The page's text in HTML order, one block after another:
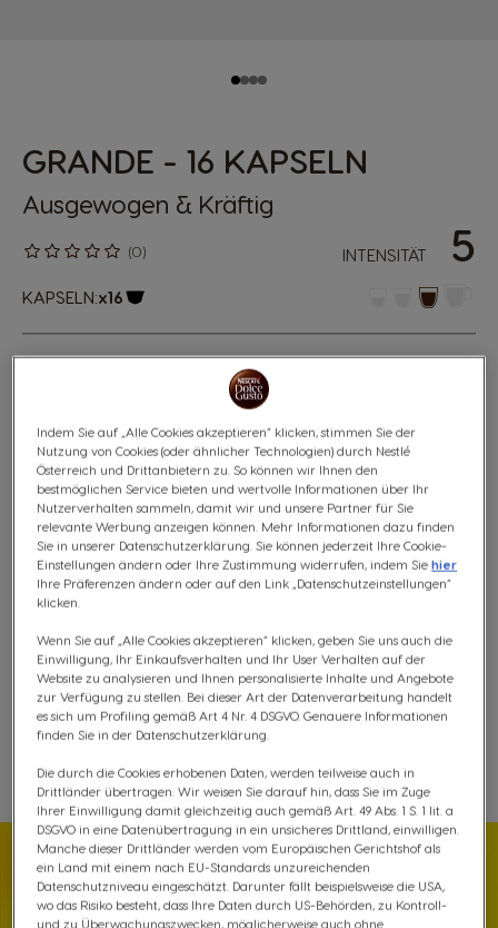
GRANDE - 16 KAPSELN
Ausgewogen & Kräftig
INTENSITÄT 5
(0)
KAPSELN:x16
Der Grande ist besonders stark im Geschmack und wird
von einer feinen Crema abgerundet. Dank der Arabica
und Robusta-Bohnen ist der Grande eine echte
Spezialität. Das vollmundige Aroma des feinen,
gemahlenen Röstkaffees ist in den luftdichten
NESCAFÉ® Dolce Gusto® Kapseln sicher eingeschlossen
und wird erst bei der Zubereitung freigegeben.
Inhaltsstoffe
€ 7,85
Kostenloser Versand ab 30 €
Wunschliste
Wunschzettel
Indem Sie auf „Alle Cookies akzeptieren“ klicken, stimmen Sie der
Nutzung von Cookies (oder ähnlicher Technologien) durch Nestlé
Österreich und Drittanbietern zu. So können wir Ihnen den
bestmöglichen Service bieten und wertvolle Informationen über Ihr
Nutzerverhalten sammeln, damit wir und unsere Partner für Sie
relevante Werbung anzeigen können. Mehr Informationen dazu finden
Sie in unserer Datenschutzerklärung. Sie können jederzeit Ihre Cookie-
Einstellungen ändern oder Ihre Zustimmung widerrufen, indem Siehier
Ihre Präferenzen ändern oder auf den Link „Datenschutzeinstellungen“
klicken.
Wenn Sie auf „Alle Cookies akzeptieren“ klicken, geben Sie uns auch die
Einwilligung, Ihr Einkaufsverhalten und Ihr User Verhalten auf der
Website zu analysieren und Ihnen personalisierte Inhalte und Angebote
zur Verfügung zu stellen. Bei dieser Art der Datenverarbeitung handelt
es sich um Profiling gemäß Art 4 Nr. 4 DSGVO. Genauere Informationen
finden Sie in der Datenschutzerklärung.
Die durch die Cookies erhobenen Daten, werden teilweise auch in
Drittländer übertragen. Wir weisen Sie darauf hin, dass Sie im Zuge
Ihrer Einwilligung damit gleichzeitig auch gemäß Art. 49 Abs. 1 S. 1 lit. a
DSGVO in eine Datenübertragung in ein unsicheres Drittland, einwilligen.
Manche dieser Drittländer werden vom Europäischen Gerichtshof als
ein Land mit einem nach EU-Standards unzureichenden
Datenschutzniveau eingeschätzt. Darunter fällt beispielsweise die USA,
wo das Risiko besteht, dass Ihre Daten durch US-Behörden, zu Kontroll-
und zu Überwachungszwecken, möglicherweise auch ohne